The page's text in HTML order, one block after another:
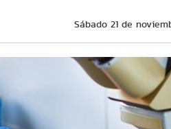
Sábado 21 de